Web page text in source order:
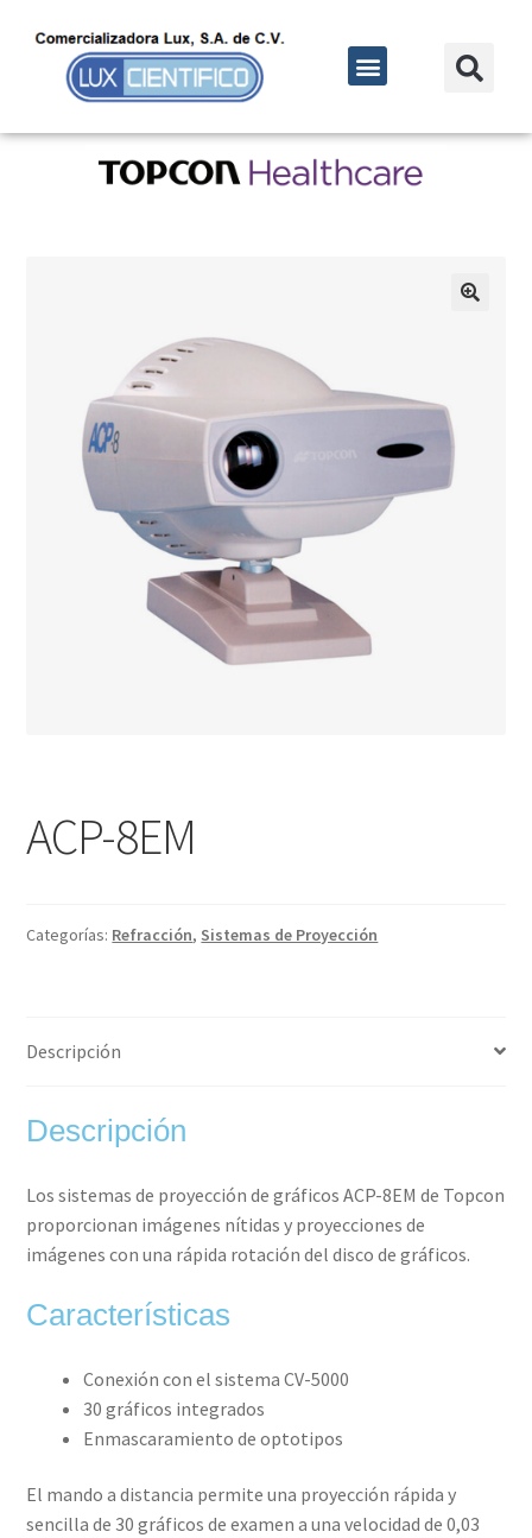
ACP-8EM
Categorías: Refracción, Sistemas de Proyección
Descripción
Descripción
Los sistemas de proyección de gráficos ACP-8EM de Topcon
proporcionan imágenes nítidas y proyecciones de
imágenes con una rápida rotación del disco de gráficos.
Características
Conexión con el sistema CV-5000
30 gráficos integrados
Enmascaramiento de optotipos
El mando a distancia permite una proyección rápida y
sencilla de 30 gráficos de examen a una velocidad de 0,03